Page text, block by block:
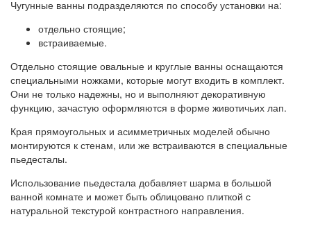
Чугунные ванны подразделяются по способу установки на:
отдельно стоящие;
встраиваемые.
Отдельно стоящие овальные и круглые ванны оснащаются
специальными ножками, которые могут входить в комплект.
Они не только надежны, но и выполняют декоративную
функцию, зачастую оформляются в форме животичьих лап.
Края прямоугольных и асимметричных моделей обычно
монтируются к стенам, или же встраиваются в специальные
пьедесталы.
Использование пьедестала добавляет шарма в большой
ванной комнате и может быть облицовано плиткой с
натуральной текстурой контрастного направления.